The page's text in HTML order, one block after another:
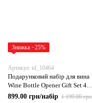
Знижка −25%
Артикул: id_10464
Подарунковий набір для вина
Wine Bottle Opener Gift Set 4
складових
899.00 грн/набір 1 199.00 грн